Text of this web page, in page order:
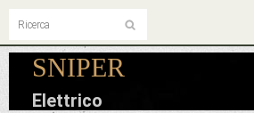
SNIPER
Elettrico